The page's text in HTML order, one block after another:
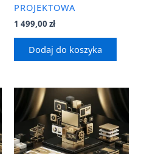
PROJEKTOWA
1 499,00 zł
Dodaj do koszyka